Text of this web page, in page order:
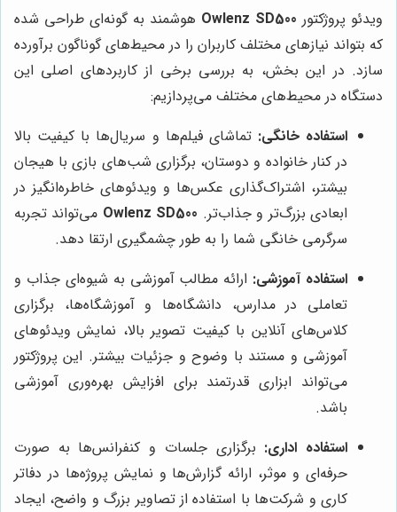
ویدئو پروژکتور Owlenz SD500 هوشمند به گونه‌ای طراحی شده
که بتواند نیازهای مختلف کاربران را در محیط‌های گوناگون برآورده
سازد. در این بخش، به بررسی برخی از کاربردهای اصلی این
دستگاه در محیط‌های مختلف می‌پردازیم:
استفاده خانگی: تماشای فیلم‌ها و سریال‌ها با کیفیت بالا
در کنار خانواده و دوستان، برگزاری شب‌های بازی با هیجان
بیشتر، اشتراک‌گذاری عکس‌ها و ویدئوهای خاطره‌انگیز در
ابعادی بزرگ‌تر و جذاب‌تر. Owlenz SD500 می‌تواند تجربه
سرگرمی خانگی شما را به طور چشمگیری ارتقا دهد.
استفاده آموزشی: ارائه مطالب آموزشی به شیوه‌ای جذاب و
تعاملی در مدارس، دانشگاه‌ها و آموزشگاه‌ها، برگزاری
کلاس‌های آنلاین با کیفیت تصویر بالا، نمایش ویدئوهای
آموزشی و مستند با وضوح و جزئیات بیشتر. این پروژکتور
می‌تواند ابزاری قدرتمند برای افزایش بهره‌وری آموزشی
باشد.
استفاده اداری: برگزاری جلسات و کنفرانس‌ها به صورت
حرفه‌ای و موثر، ارائه گزارش‌ها و نمایش پروژه‌ها در دفاتر
کاری و شرکت‌ها با استفاده از تصاویر بزرگ و واضح، ایجاد